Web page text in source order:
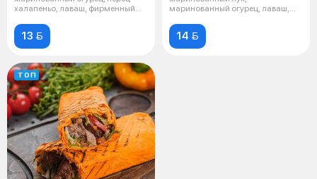
халапеньо, лаваш, фирменный
13 
маринованный огурец, лаваш,
14 
ТОП